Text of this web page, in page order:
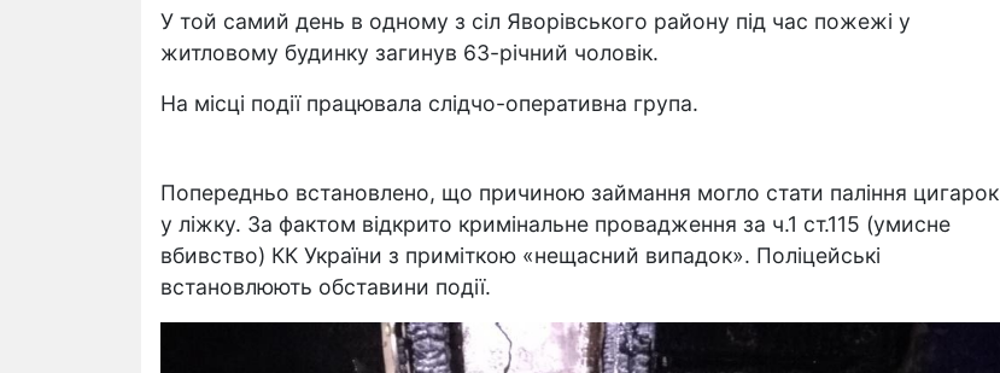
У той самий день в одному з сіл Яворівського району під час пожежі у
житловому будинку загинув 63-річний чоловік.
На місці події працювала слідчо-оперативна група.
Попередньо встановлено, що причиною займання могло стати паління цигарок
у ліжку. За фактом відкрито кримінальне провадження за ч.1 ст.115 (умисне
вбивство) КК України з приміткою «нещасний випадок». Поліцейські
встановлюють обставини події.